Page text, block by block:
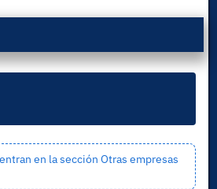
en la secciónOtras empresas